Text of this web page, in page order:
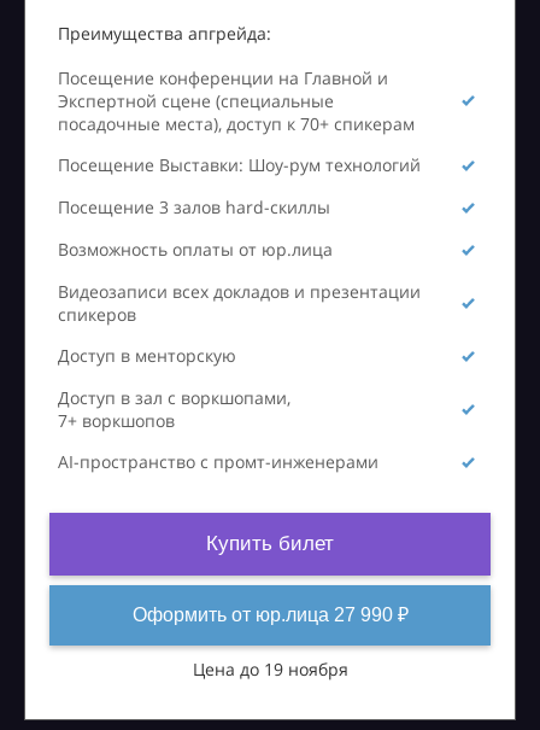
Преимущества апгрейда:
Посещение конференции на Главной и
Экспертной сцене (специальные
посадочные места), доступ к 70+ спикерам
Посещение Выставки: Шоу-рум технологий
Посещение 3 залов hard-скиллы
Возможность оплаты от юр.лица
Видеозаписи всех докладов и презентации
спикеров
Доступ в менторскую
Доступ в зал с воркшопами,
7+ воркшопов
AI-пространство с промт-инженерами
Купить билет
Оформить от юр.лица 27 990 ₽
Цена до 19 ноября